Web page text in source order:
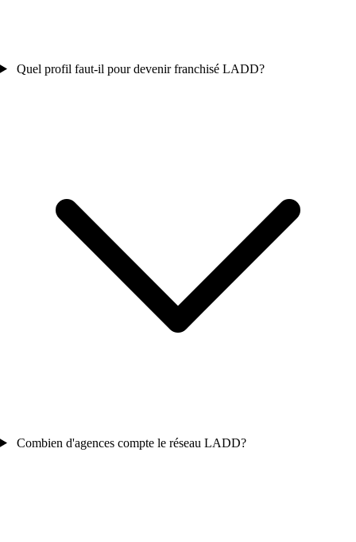
Quel profil faut-il pour devenir franchisé LADD?
Combien d'agences compte le réseau LADD?